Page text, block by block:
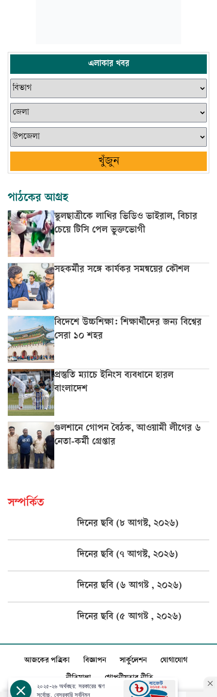
এলাকার খবর
খুঁজুন
পাঠকের আগ্রহ
স্কুলছাত্রীকে লাথির ভিডিও ভাইরাল, বিচার
চেয়ে টিসি পেল ভুক্তভোগী
সহকর্মীর সঙ্গে কার্যকর সমন্বয়ের কৌশল
বিদেশে উচ্চশিক্ষা: শিক্ষার্থীদের জন্য বিশ্বের
সেরা ১০ শহর
প্রস্তুতি ম্যাচে ইনিংস ব্যবধানে হারল
বাংলাদেশ
গুলশানে গোপন বৈঠক, আওয়ামী লীগের ৬
নেতা-কর্মী গ্রেপ্তার
সম্পর্কিত
দিনের ছবি (৮ আগস্ট, ২০২৬)
দিনের ছবি (৭ আগস্ট, ২০২৬)
দিনের ছবি (৬ আগষ্ট , ২০২৬)
দিনের ছবি (৫ আগষ্ট , ২০২৬)
আজকের পত্রিকা বিজ্ঞাপন সার্কুলেশন যোগাযোগ
নীতিমালা গোপনীয়তার নীতি
২০২৫-২৬ অর্থবছর: সরকারের ঋণ
সর্বোচ্চ, বেসরকারি সর্বনিম্ন